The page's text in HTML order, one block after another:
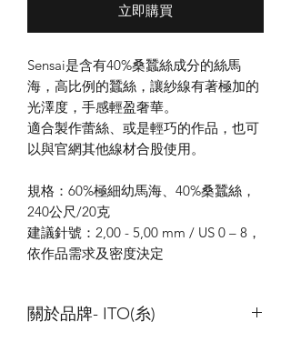
立即購買
Sensai是含有40%桑蠶絲成分的絲馬
海，高比例的蠶絲，讓紗線有著極加的
光澤度，手感輕盈奢華。
適合製作蕾絲、或是輕巧的作品，也可
以與官網其他線材合股使用。
規格： 60%極細幼馬海、 40%桑蠶絲，
240公尺 /20克
建議針號： 2,00 - 5,00 mm / US 0 – 8 ，
依作品需求及密度決定
關於品牌- ITO(糸)